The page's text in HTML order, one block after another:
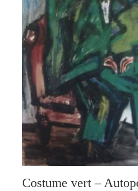
Costume vert –